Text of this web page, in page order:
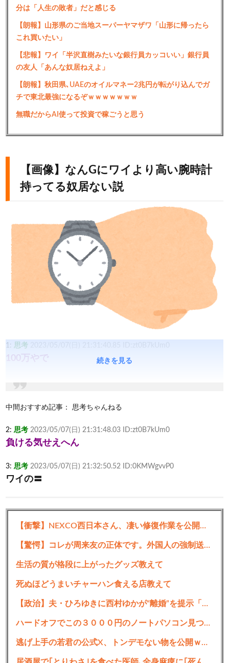
分は「人生の敗者」だと感じる
【朗報】山形県のご当地スーパーヤマザワ「山形に帰ったら
これ買いたい」
【悲報】ワイ「半沢直樹みたいな銀行員カッコいい」銀行員
の友人「あんな奴居ねえよ」
【朗報】秋田県､UAEのオイルマネー2兆円が転がり込んでガ
チで東北最強になるぞｗｗｗｗｗｗｗ
無職だからAI使って投資で稼ごうと思う
【画像】なんGにワイより高い腕時計
持ってる奴居ない説
1: 思考
100万やで
中間おすすめ記事： 思考ちゃんねる
2: 思考 2023/05/07(日) 21:31:48.03 ID:zt0B7kUm0
負ける気せえへん
3: 思考 2023/05/07(日) 21:32:50.52 ID:0KMWgvvP0
ワイの〓
思考 2023/05/07(日) 21:33:17.18 ID:zt0B7kUm0
思考 2023/05/07(日) 21:34:18.54 ID:0KMWgvvP0
せんえん〓
2023/05/07(日) 21:33:29.56 ID:XucPF+jGp
時計自体の価格は3000円だけど彼女から貰ったから
プライスレスや
続きを見る
【衝撃】NEXCO西日本さん、凄い修復作業を公開・・・・・
【驚愕】コレが周来友の正体です。外国人の強制送還の裏話を聞いて鳥肌が立ちました…
生活の質が格段に上がったグッズ教えて
死ぬほどうまいチャーハン食える店教えて
【政治】夫・ひろゆきに西村ゆかが“離婚”を提示「ひろゆき＆いずみ新党（仮）」の届け出を知らされず激怒「信頼関係が保てない状態で夫婦を続けるのは無理」
ハードオフでこの３０００円のノートパソコン見つけたんだけどどうですか？
逃げ上手の若君の公式X、トンデモない物を公開ｗｗｗｗｗｗｗ